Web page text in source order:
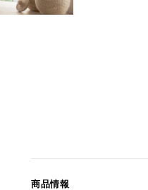
商品情報